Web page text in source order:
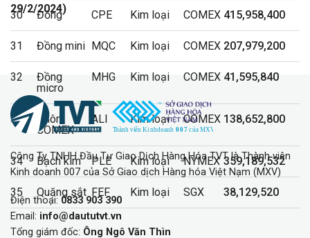
30 Đồng CPE Kim loại COMEX 415,958,400
31 Đồng mini MQC Kim loại COMEX 207,979,200
32
Đồng
micro
MHG Kim loại COMEX 41,595,840
33
Nhôm
COMEX
ALI Kim loại COMEX 138,652,800
34 Bạch kim PLE Kim loại NYMEX 359,189,532
35 Quặng sắt FEF Kim loại SGX 38,129,520
29/2/2024)
Công Ty TNHH Đầu Tư Giao Dịch Hàng Hóa TVT là Thành viên
Kinh doanh 007 của Sở Giao dịch Hàng hóa Việt Nạm (MXV)
Điện thoại: 0833 903 390
Email: info@daututvt.vn
Tổng giám đốc: Ông Ngô Văn Thìn